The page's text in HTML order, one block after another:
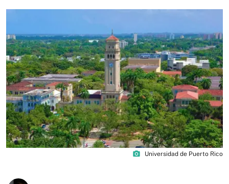
photo_camera Universidad de Puerto Rico